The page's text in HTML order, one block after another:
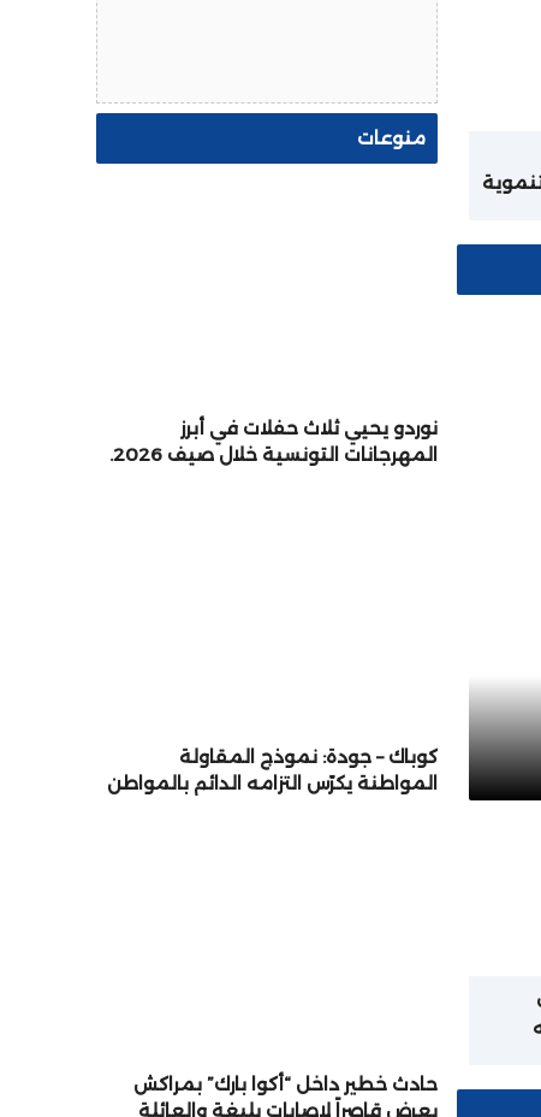
منوعات
نوردو يحيي ثلاث حفلات في أبرز
المهرجانات التونسية خلال صيف 2026.
كوباك – جودة: نموذج المقاولة
المواطنة يكرّس التزامه الدائم بالمواطن
حادث خطير داخل “أكوا بارك” بمراكش
يعرض قاصراً لإصابات بليغة والعائلة